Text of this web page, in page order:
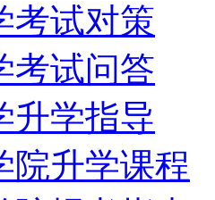
考试对策
考试问答
升学指导
院升学课程